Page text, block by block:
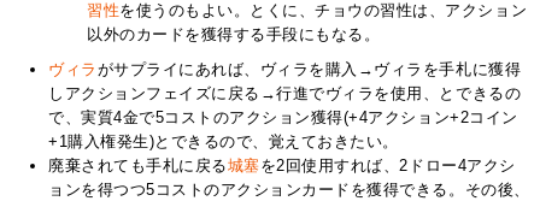
習性を使うのもよい。とくに、チョウの習性は、アクション
以外のカードを獲得する手段にもなる。
ヴィラ がサプライにあれば、ヴィラを購入→ヴィラを手札に獲得
しアクションフェイズに戻る→行進でヴィラを使用、とできるの
で、実質4金で5コストのアクション獲得(+4アクション+2コイン
+1購入権発生)とできるので、覚えておきたい。
廃棄されても手札に戻る城塞を2回使用すれば、2ドロー4アクシ
ョンを得つつ5コストのアクションカードを獲得できる。その後、